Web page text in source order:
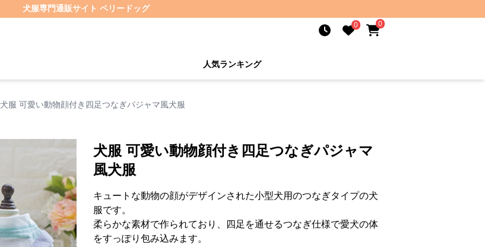
犬服専門通販サイト ペリードッグ
0 0
人気ランキング
犬服 可愛い動物顔付き四足つなぎパジャマ風犬服
犬服 可愛い動物顔付き四足つなぎパジャマ
風犬服
キュートな動物の顔がデザインされた小型犬用のつなぎタイプの犬
服です。
柔らかな素材で作られており、四足を通せるつなぎ仕様で愛犬の体
をすっぽり包み込みます。